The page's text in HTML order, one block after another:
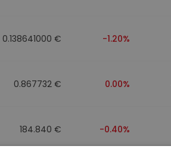
0.138641000 € -1.20%
0.867732 € 0.00%
184.840 € -0.40%